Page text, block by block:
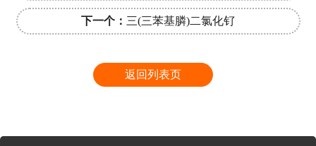
下一个： 三(三苯基膦)二氯化钌
返回列表页